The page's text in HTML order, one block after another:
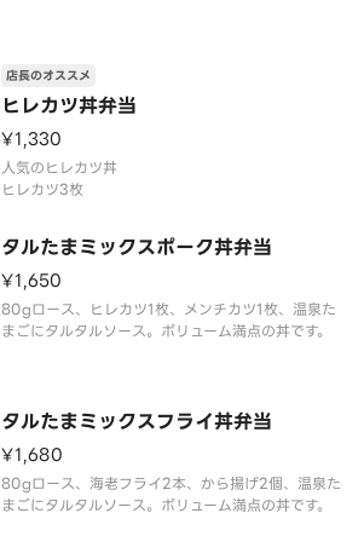
ヒレカツ丼弁当
店長のオススメ
¥1,330
人気のヒレカツ丼
ヒレカツ3枚
タルたまミックスポーク丼弁当
¥1,650
80gロース、ヒレカツ1枚、メンチカツ1枚、温泉た
まごにタルタルソース。ボリューム満点の丼です。
タルたまミックスフライ丼弁当
¥1,680
80gロース、海老フライ2本、から揚げ2個、温泉た
まごにタルタルソース。ボリューム満点の丼です。